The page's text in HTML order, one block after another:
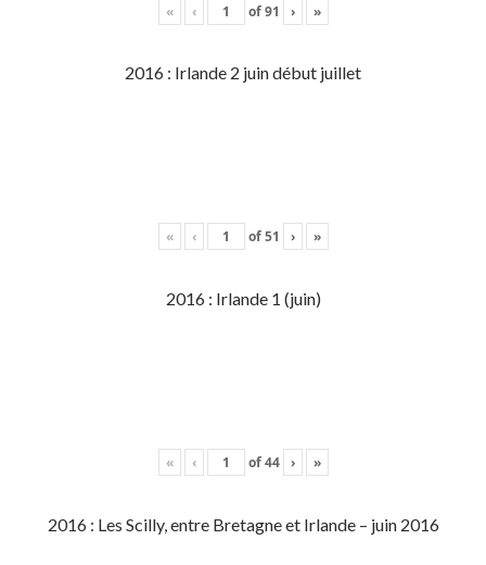
« ‹ of91 › »
2016 : Irlande 2 juin début juillet
« ‹ of51 › »
2016 : Irlande 1 (juin)
« ‹ of44 › »
2016 : Les Scilly, entre Bretagne et Irlande – juin 2016